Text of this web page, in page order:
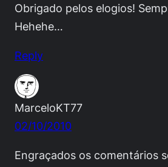
Obrigado pelos elogios!
Hehehe…
Reply
MarceloKT77
02/10/2010
Engraçados os comentários